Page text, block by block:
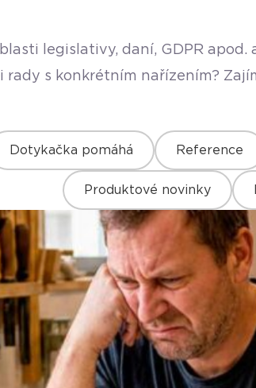
legislativy, daní, GDPR
s konkrétním nařízením?
Dotykačka pomáhá Reference
Produktové novinky